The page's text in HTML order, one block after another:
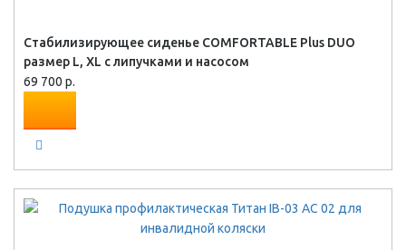
Стабилизирующее сиденье COMFORTABLE Plus DUO
размер L, XL с липучками и насосом
69 700 р.